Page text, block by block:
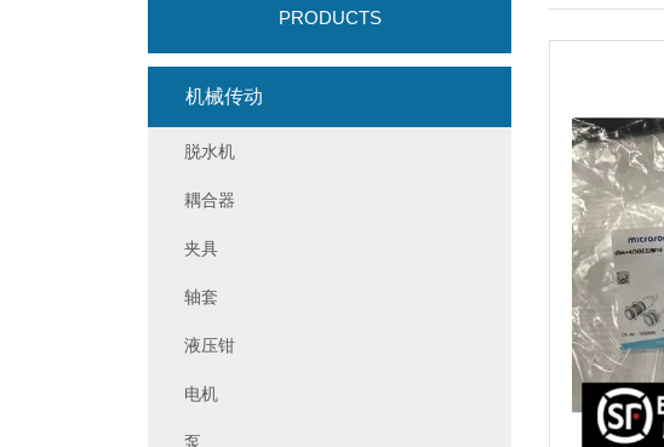
PRODUCTS
机械传动
脱水机
耦合器
夹具
轴套
液压钳
电机
泵